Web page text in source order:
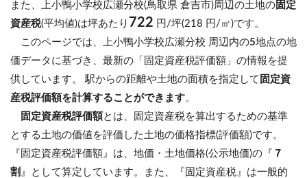
また、上小鴨小学校広瀬分校(鳥取県 倉吉市)周辺の土地の 固定
資産税(平均値)は坪あたり 722 円/坪(218 円/㎡)です。
このページでは、上小鴨小学校広瀬分校 周辺内の5地点の地
価データに基づき、最新の「固定資産税評価額」の情報を提
供しています。 駅からの距離や土地の面積を指定して 固定資
産税評価額を計算することができます。
固定資産税評価額とは、固定資産税を算出するための基準
とする土地の価値を評価した土地の価格指標(評価額)です。
『固定資産税評価額』は、地価・土地価格(公示地価)の『 ７
割 』として算定しています。また、『固定資産税』は一般的